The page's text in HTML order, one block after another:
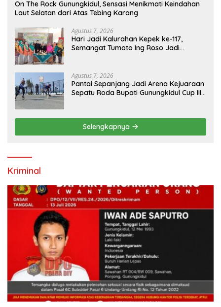
On The Rock Gunungkidul, Sensasi Menikmati Keindahan
Laut Selatan dari Atas Tebing Karang
Agustus 7, 2026
Hari Jadi Kalurahan Kepek ke-117,
Semangat Tumoto Ing Roso Jadi
Agustus 7, 2026
Pantai Sepanjang Jadi Arena Kejuaraan
Sepatu Roda Bupati Gunungkidul Cup III
Selengkapnya
Kriminal